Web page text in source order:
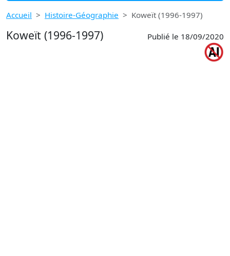
Accueil Histoire-Géographie Koweït (1996-1997)
Koweït (1996-1997) Publié le 18/09/2020